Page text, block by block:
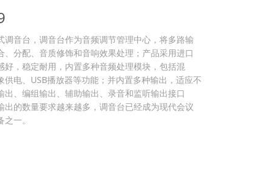
调音台，调音台作为音频调节管理中心，将多路输
、分配、音质修饰和音响效果处理；产品采用进口
好，稳定耐用，内置多种音频处理模块，包括混
供电、USB播放器等功能；并内置多种输出，适应不
出、编组输出、辅助输出、录音和监听输出接口
出的数量要求越来越多，调音台已经成为现代会议
一。